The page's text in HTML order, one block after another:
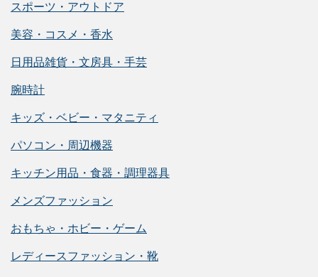
スポーツ・アウトドア
美容・コスメ・香水
日用品雑貨・文房具・手芸
腕時計
キッズ・ベビー・マタニティ
パソコン・周辺機器
キッチン用品・食器・調理器具
メンズファッション
おもちゃ・ホビー・ゲーム
レディースファッション・靴